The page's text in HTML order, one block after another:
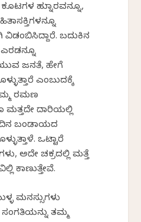
ಹುನ್ನಾರವನ್ನೂ,
ವಿಡಂಬಿಸಿದ್ದಾರೆ. ಬದುಕಿನ
ಎರಡನ್ನೂ
ಜನತೆ, ಹೇಗೆ
ಎಂಬುದಕ್ಕೆ
ರಮಣ
ದಾರಿಯಲ್ಲಿ
ಬಂಡಾಯದ
ಒಟ್ಟಾರೆ
ಅದೇ ಚಕ್ರದಲ್ಲಿ ಮತ್ತೆ
ಕಾಣುತ್ತೇವೆ.
ಮನಸ್ಸುಗಳು
ತಮ್ಮ